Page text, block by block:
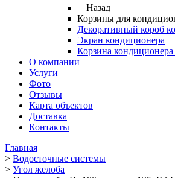
Назад
Корзины для
Декоративный короб
Экран кондиционера
Корзина кондиционера
О компании
Услуги
Фото
Отзывы
Карта объектов
Доставка
Контакты
Главная
> Водосточные системы
> Угол желоба